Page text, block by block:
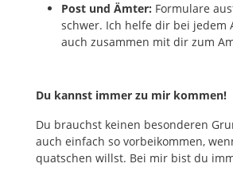
Post und Ämter: Formulare
schwer. Ich helfe dir bei jedem
auch zusammen mit dir zum
Du kannst immer zu mir kommen!
Du brauchst keinen besonderen
auch einfach so vorbeikommen,
quatschen willst. Bei mir bist du